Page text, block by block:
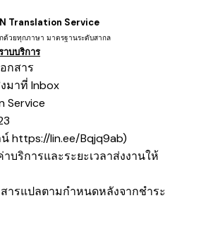
Translation Service
ด้วยทุกภาษา มาตรฐานระดับสากล
บบริการ
กสาร
มาที่ Inbox
Service
https://lin.ee/Bqjq9ab)
บริการและระยะเวลาส่งงานให้
ารแปลตามกำหนดหลังจากชำระ